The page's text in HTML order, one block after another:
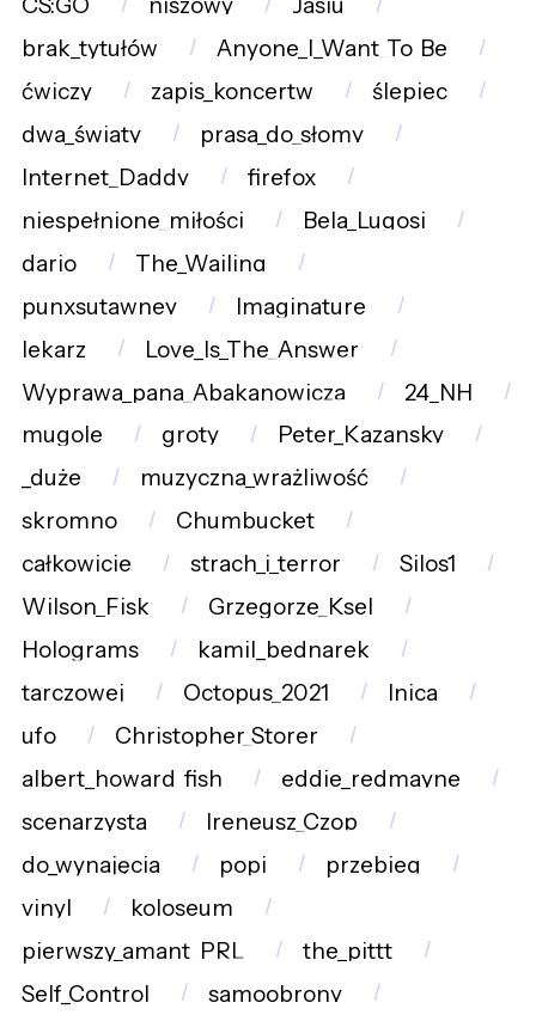
brak_tytułów
Anyone_I_Want_To_Be
ćwiczy
zapis_koncertw
ślepiec
dwa_światy
prasa_do_słomy
Internet_Daddy
firefox
niespełnione_miłości
Bela_Lugosi
dario
The_Wailing
punxsutawney
Imaginature
lekarz
Love_Is_The_Answer
Wyprawa_pana_Abakanowicza
24_NH
mugole
groty
Peter_Kazansky
_duże
muzyczna_wrażliwość
skromno
Chumbucket
całkowicie
strach_i_terror
Silos1
Wilson_Fisk
Grzegorze_Ksel
Holograms
kamil_bednarek
tarczowej
Octopus_2021
lnica
ufo
Christopher_Storer
albert_howard_fish
eddie_redmayne
scenarzysta
Ireneusz_Czop
do_wynajęcia
popi
przebieg
vinyl
koloseum
pierwszy_amant_PRL
the_pittt
Self_Control
samoobrony